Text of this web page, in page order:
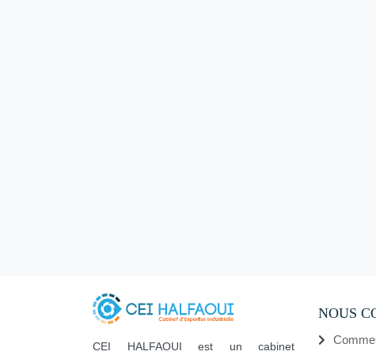
CEI HALFAOUI est un cabinet
NOUS